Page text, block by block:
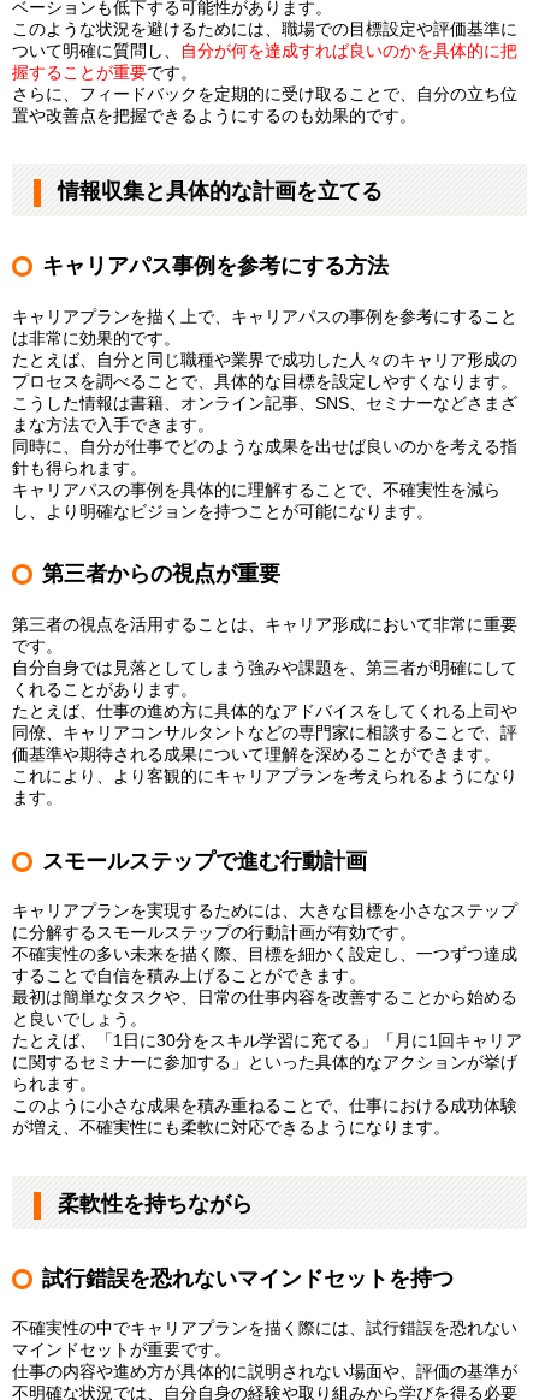
ベーションも低下する可能性があります。
このような状況を避けるためには、職場での目標設定や評価基準に
ついて明確に質問し、
自分が何を達成すれば良いのかを具体的に把
握することが重要です。
さらに、フィードバックを定期的に受け取ることで、自分の立ち位
置や改善点を把握できるようにするのも効果的です。
情報収集と具体的な計画を立てる
キャリアパス事例を参考にする方法
キャリアプランを描く上で、キャリアパスの事例を参考にすること
は非常に効果的です。
たとえば、自分と同じ職種や業界で成功した人々のキャリア形成の
プロセスを調べることで、具体的な目標を設定しやすくなります。
こうした情報は書籍、オンライン記事、SNS、セミナーなどさまざ
まな方法で入手できます。
同時に、自分が仕事でどのような成果を出せば良いのかを考える指
針も得られます。
キャリアパスの事例を具体的に理解することで、不確実性を減ら
し、より明確なビジョンを持つことが可能になります。
第三者からの視点が重要
第三者の視点を活用することは、キャリア形成において非常に重要
です。
自分自身では見落としてしまう強みや課題を、第三者が明確にして
くれることがあります。
たとえば、仕事の進め方に具体的なアドバイスをしてくれる上司や
同僚、キャリアコンサルタントなどの専門家に相談することで、評
価基準や期待される成果について理解を深めることができます。
これにより、より客観的にキャリアプランを考えられるようになり
ます。
スモールステップで進む行動計画
キャリアプランを実現するためには、大きな目標を小さなステップ
に分解するスモールステップの行動計画が有効です。
不確実性の多い未来を描く際、目標を細かく設定し、一つずつ達成
することで自信を積み上げることができます。
最初は簡単なタスクや、日常の仕事内容を改善することから始める
と良いでしょう。
たとえば、「1日に30分をスキル学習に充てる」「月に1回キャリア
に関するセミナーに参加する」といった具体的なアクションが挙げ
られます。
このように小さな成果を積み重ねることで、仕事における成功体験
が増え、不確実性にも柔軟に対応できるようになります。
柔軟性を持ちながら
試行錯誤を恐れないマインドセットを持つ
不確実性の中でキャリアプランを描く際には、試行錯誤を恐れない
マインドセットが重要です。
仕事の内容や進め方が具体的に説明されない場面や、評価の基準が
不明確な状況では、自分自身の経験や取り組みから学びを得る必要